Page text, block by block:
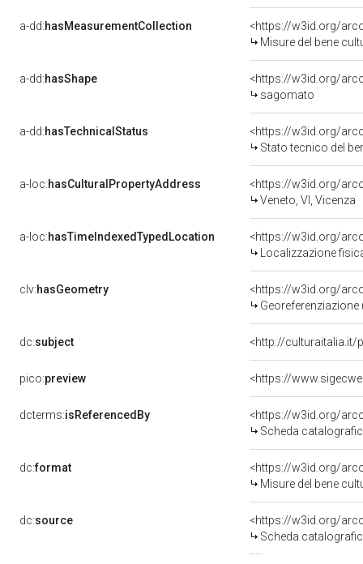
a-dd:hasMeasurementCollection
<https://w3id.org/
Misure del bene
a-dd:hasShape
<https://w3id.org/
sagomato
a-dd:hasTechnicalStatus
<https://w3id.org/
Stato tecnico del
a-loc:hasCulturalPropertyAddress
<https://w3id.org/
Veneto, VI, Vicenza
a-loc:hasTimeIndexedTypedLocation
<https://w3id.org/
Localizzazione
clv:hasGeometry
<https://w3id.org/
dc:subject <http://culturaitalia.it/
pico:preview
dcterms:isReferencedBy
<https://w3id.org/
Scheda
dc:format
<https://w3id.org/
Misure del bene
dc:source
<https://w3id.org/
Scheda